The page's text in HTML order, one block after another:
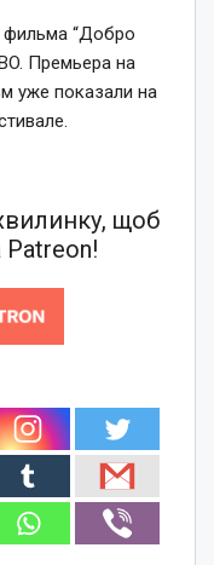
“Добро
Премьера на
уже показали на
щоб
Patreon!